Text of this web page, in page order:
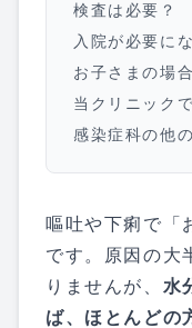
検査は必要？
入院が必要に
お子さまの場
当クリニック
感染症科の他
嘔吐や下痢で「
です。原因の大
りませんが、 水
ば、ほとんどの